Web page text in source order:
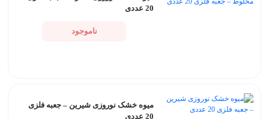
20 عددی
ناموجود
میوه خشک نوروزی شیرین – جعبه فلزی
20 عددی